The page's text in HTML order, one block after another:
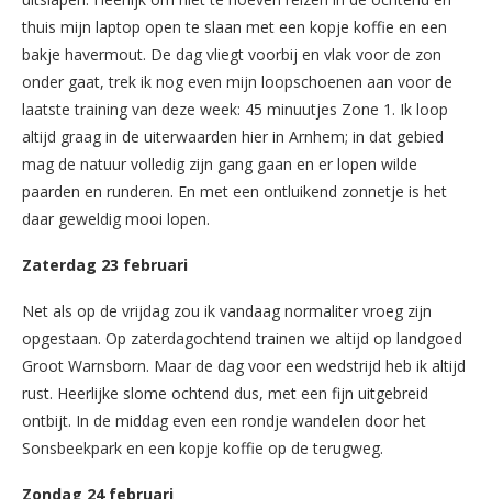
thuis mijn laptop open te slaan met een kopje koffie en een
bakje havermout. De dag vliegt voorbij en vlak voor de zon
onder gaat, trek ik nog even mijn loopschoenen aan voor de
laatste training van deze week: 45 minuutjes Zone 1. Ik loop
altijd graag in de uiterwaarden hier in Arnhem; in dat gebied
mag de natuur volledig zijn gang gaan en er lopen wilde
paarden en runderen. En met een ontluikend zonnetje is het
daar geweldig mooi lopen.
Zaterdag 23 februari
Net als op de vrijdag zou ik vandaag normaliter vroeg zijn
opgestaan. Op zaterdagochtend trainen we altijd op landgoed
Groot Warnsborn. Maar de dag voor een wedstrijd heb ik altijd
rust. Heerlijke slome ochtend dus, met een fijn uitgebreid
ontbijt. In de middag even een rondje wandelen door het
Sonsbeekpark en een kopje koffie op de terugweg.
Zondag 24 februari